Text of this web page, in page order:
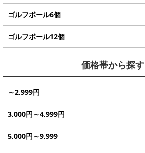
ゴルフボール6個
ゴルフボール12個
価格帯から探す
～2,999円
3,000円～4,999円
5,000円～9,999